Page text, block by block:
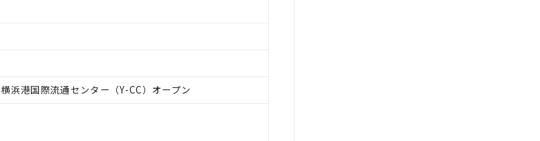
横浜港国際流通センター（Y-CC）オープン